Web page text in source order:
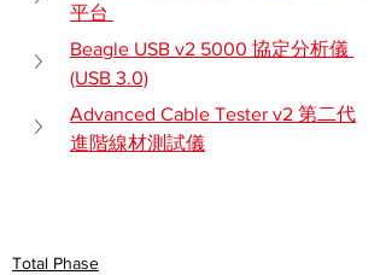
平台
Beagle USB v2 5000 協定分析儀
(USB 3.0)
Advanced Cable Tester v2 第二代
進階線材測試儀
Total Phase